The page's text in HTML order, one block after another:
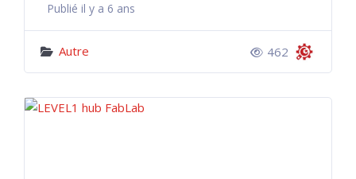
Publié il y a 6 ans
Autre 462